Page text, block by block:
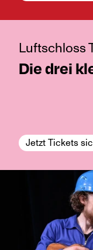
Luftschloss
Die drei
Jetzt Tickets